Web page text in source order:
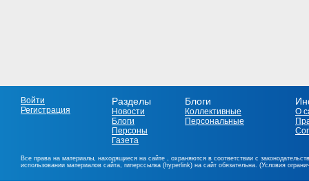
Войти
Регистрация
Разделы
Новости
Блоги
Персоны
Газета
Блоги
Коллективные
Персональные
О
Все права на материалы, находящиеся на сайте , охраняются в соответствии с
использовании материалов сайта, гиперссылка (hyperlink) на сайт обязательна. (Условия